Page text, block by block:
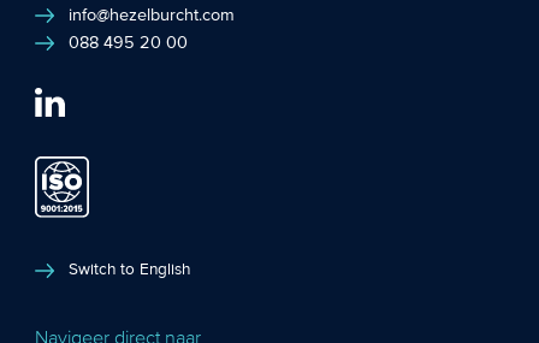
info@hezelburcht.com
088 495 20 00
Switch to English
Navigeer direct naar